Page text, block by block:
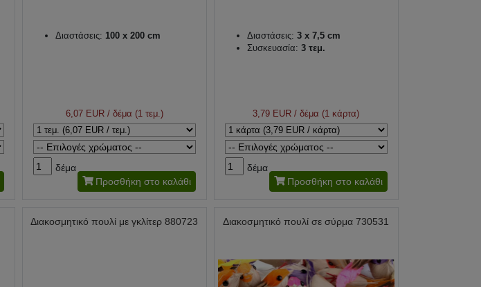
Διαστάσεις: 100 x 200 cm
6,07 EUR/ δέμα (1 τεμ.)
δέμα
Προσθήκη στο καλάθι
Διαστάσεις: 3 x 7,5 cm
Συσκευασία: 3 τεμ.
3,79 EUR / δέμα (1 κάρτα)
δέμα
Προσθήκη στο καλάθι
Διακοσμητικό πουλί με γκλίτερ 880723 Διακοσμητικό πουλί σε σύρμα 730531